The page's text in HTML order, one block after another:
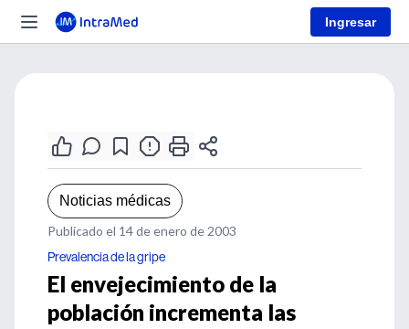
Ingresar
Noticias médicas
Publicado el 14 de enero de 2003
Prevalencia de la gripe
El envejecimiento de la
población incrementa las